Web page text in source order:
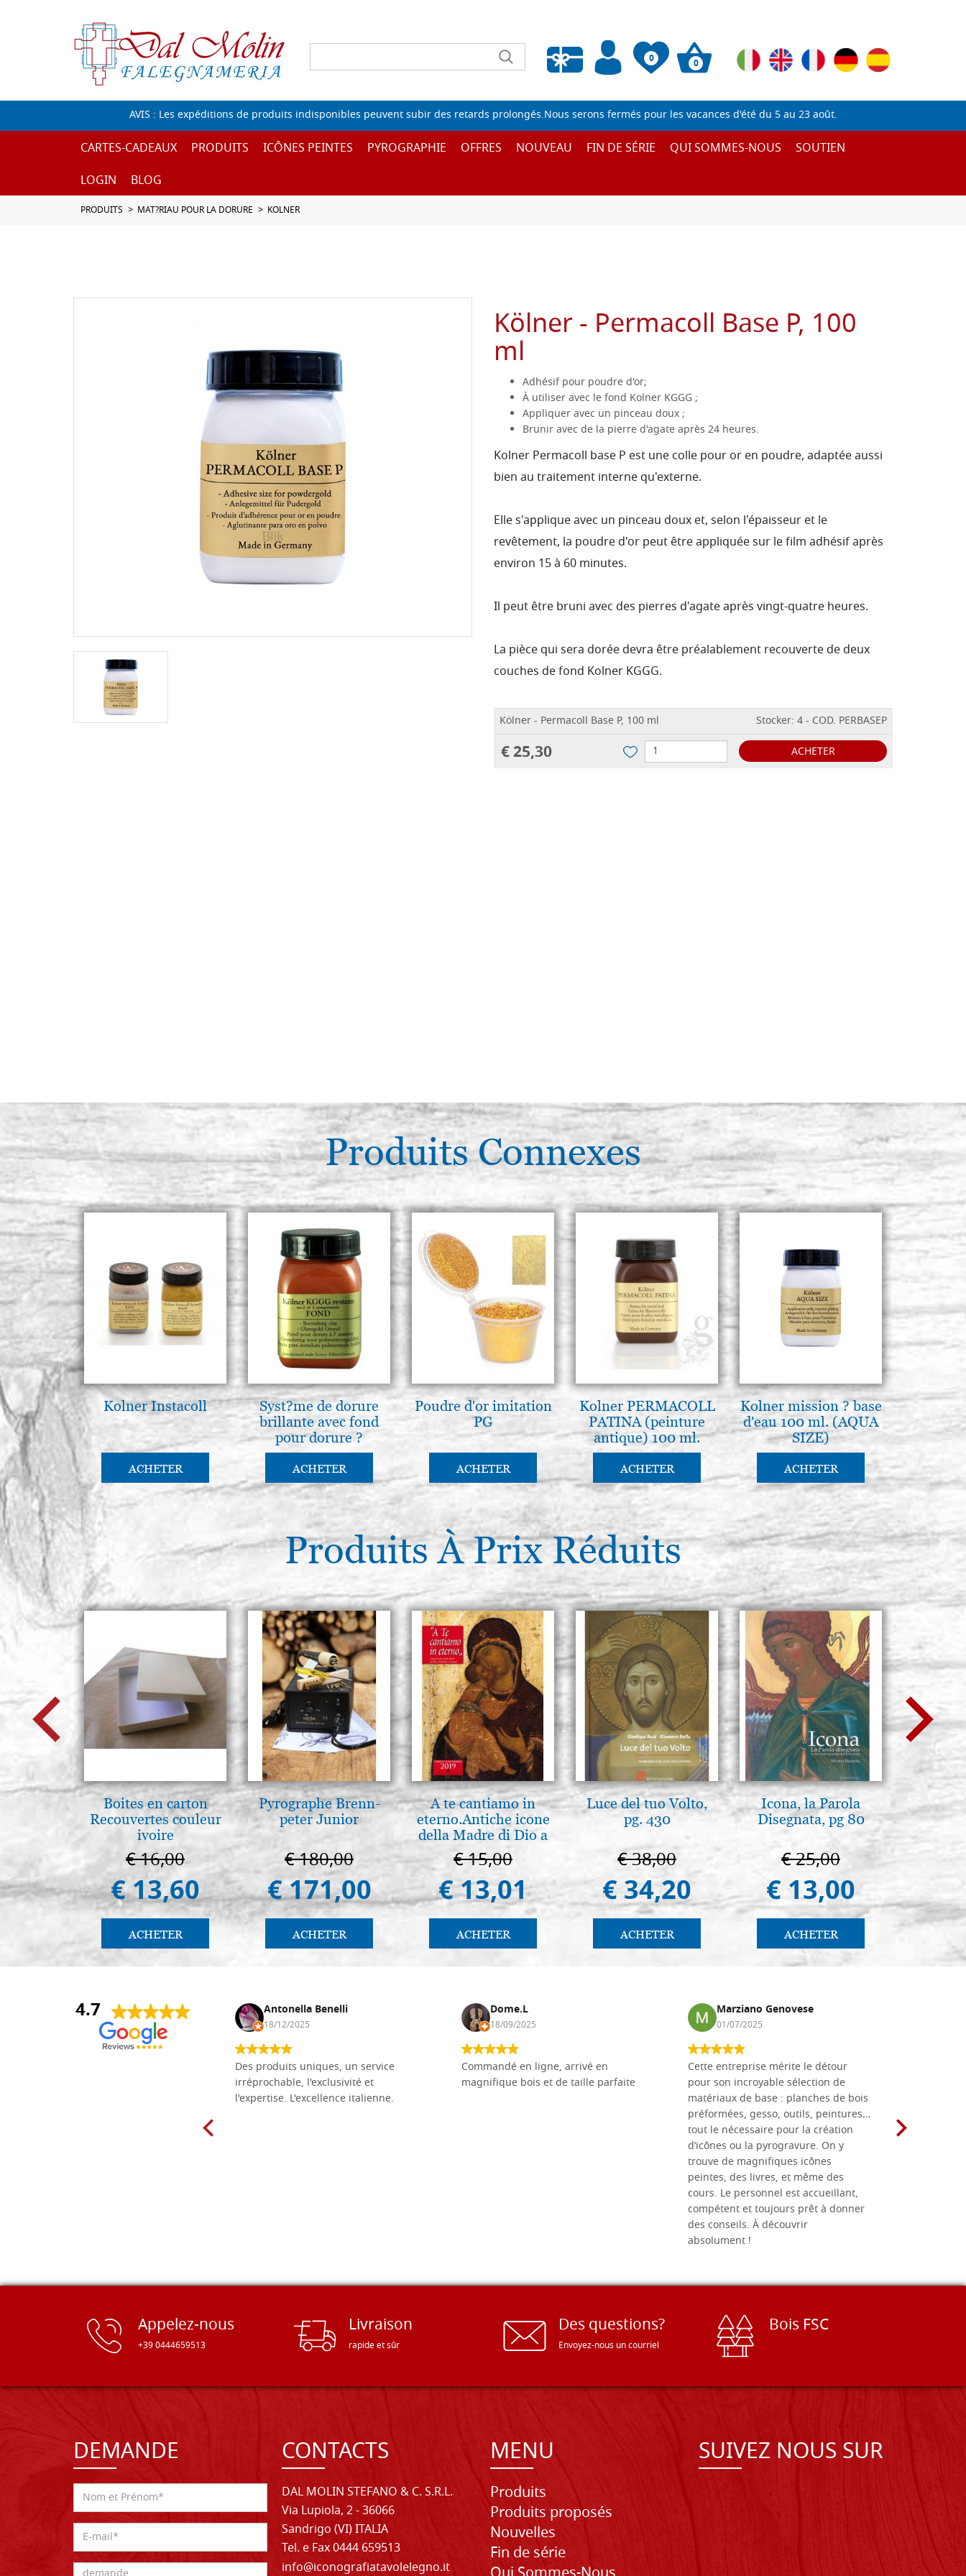
0
Liste de souhaits vide
0
AVIS : Les expéditions de produits indisponibles peuvent subir des retards prolongés.Nous serons fermés pour les vacances d'été du 5 au 23 août.
CARTES-CADEAUX PRODUITS ICÔNES PEINTES PYROGRAPHIE OFFRES NOUVEAU FIN DE SÉRIE QUI SOMMES-NOUS
SOUTIEN
LOGIN
BLOG
PRODUITS MAT?RIAU POUR LA DORURE KOLNER
Kölner - Permacoll Base P, 100
ml
Adhésif pour poudre d'or;
À utiliser avec le fond Kolner KGGG ;
Appliquer avec un pinceau doux ;
Brunir avec de la pierre d'agate après 24 heures.
Kolner Permacoll base P est une colle pour or en poudre, adaptée aussi
bien au traitement interne qu'externe.
Elle s'applique avec un pinceau doux et, selon l'épaisseur et le
revêtement, la poudre d'or peut être appliquée sur le film adhésif après
environ 15 à 60 minutes.
Il peut être bruni avec des pierres d'agate après vingt-quatre heures.
La pièce qui sera dorée devra être préalablement recouverte de deux
couches de fond Kolner KGGG.
Kölner - Permacoll Base P, 100 ml Stocker: 4 - COD. PERBASEP
€ 25,30 ACHETER
Produits Connexes
Kolner Instacoll
ACHETER
Syst?me de dorure
brillante avec fond
pour dorure ?
l'assiette K?lner
KGGG
ACHETER
Poudre d'or imitation
PG
ACHETER
Kolner PERMACOLL
PATINA (peinture
antique) 100 ml.
ACHETER
Kolner mission ? base
d'eau 100 ml. (AQUA
SIZE)
ACHETER
Produits À Prix Réduits
Boites en carton
Recouvertes couleur
ivoire
€ 16,00
€ 13,60
ACHETER
Pyrographe Brenn-
peter Junior
€ 180,00
€ 171,00
ACHETER
A te cantiamo in
eterno.Antiche icone
della Madre di Dio a
Vladimir e Suzdal
(libro-cal. 2019))
€ 15,00
€ 13,01
ACHETER
Luce del tuo Volto,
pg. 430
€ 38,00
€ 34,20
ACHETER
Icona, la Parola
Disegnata, pg 80
€ 25,00
€ 13,00
ACHETER
Il
The
€
4.7
Daniel Vandewalle Antonella Benelli
18/12/2025
Des produits uniques, un service
irréprochable, l'exclusivité et
l'expertise. L'excellence italienne.
Dome.L
18/09/2025
Commandé en ligne, arrivé en
magnifique bois et de taille parfaite
Marziano Genovese
01/07/2025
Cette entreprise mérite le détour
pour son incroyable sélection de
matériaux de base : planches de bois
préformées, gesso, outils, peintures…
tout le nécessaire pour la création
d’icônes ou la pyrogravure. On y
trouve de magnifiques icônes
peintes, des livres, et même des
cours. Le personnel est accueillant,
compétent et toujours prêt à donner
des conseils. À découvrir
absolument !
Appelez-nous
+39 0444659513
Livraison
rapide et sûr
Des questions?
Envoyez-nous un courriel
Bois FSC
DEMANDE CONTACTS
DAL MOLIN STEFANO & C. S.R.L.
Via Lupiola, 2 - 36066
Sandrigo (VI) ITALIA
Tel. e Fax 0444 659513
info@iconografiatavolelegno.it
MENU
Produits
Produits proposés
Nouvelles
Fin de série
SUIVEZ NOUS SUR